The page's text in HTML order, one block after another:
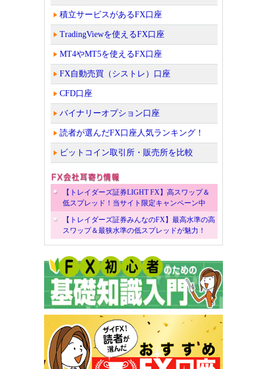
積立サービスがあるFX口座
TradingViewを使えるFX口座
MT4やMT5を使えるFX口座
FX自動売買（シストレ）口座
CFD口座
バイナリーオプション口座
読者が選んだFX口座人気ランキング！
ビットコイン取引所・販売所を比較
【トレイダーズ証券LIGHT FX】高スワップ＆
低スプレッド！当サイト限定キャンペーン中
【トレイダーズ証券みんなのFX】最高水準の高
スワップ＆最狭水準の低スプレッドが魅力！